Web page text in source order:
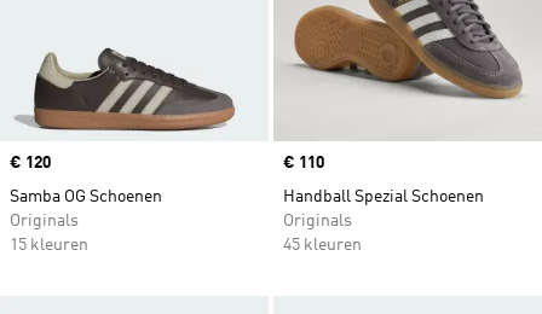
Price
€ 120
Samba OG Schoenen
Originals
15 kleuren
Price
€ 110
Handball Spezial Schoenen
Originals
45 kleuren